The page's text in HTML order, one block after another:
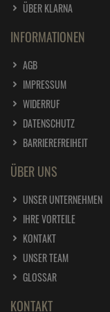
ÜBER KLARNA
INFORMATIONEN
AGB
IMPRESSUM
WIDERRUF
DATENSCHUTZ
BARRIEREFREIHEIT
ÜBER UNS
UNSER UNTERNEHMEN
IHRE VORTEILE
KONTAKT
UNSER TEAM
GLOSSAR
KONTAKT